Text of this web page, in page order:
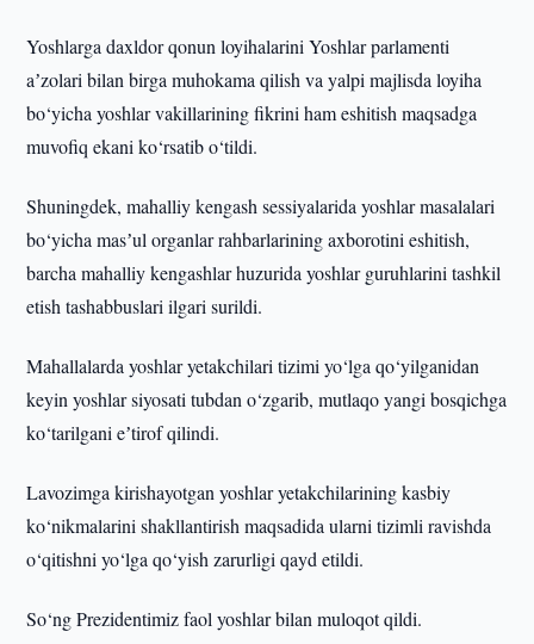
Yoshlarga daxldor qonun loyihalarini Yoshlar parlamenti
aʼzolari bilan birga muhokama qilish va yalpi majlisda loyiha
bo‘yicha yoshlar vakillarining fikrini ham eshitish maqsadga
muvofiq ekani ko‘rsatib o‘tildi.
Shuningdek, mahalliy kengash sessiyalarida yoshlar masalalari
bo‘yicha masʼul organlar rahbarlarining axborotini eshitish,
barcha mahalliy kengashlar huzurida yoshlar guruhlarini tashkil
etish tashabbuslari ilgari surildi.
Mahallalarda yoshlar yetakchilari tizimi yo‘lga qo‘yilganidan
keyin yoshlar siyosati tubdan o‘zgarib, mutlaqo yangi bosqichga
ko‘tarilgani eʼtirof qilindi.
Lavozimga kirishayotgan yoshlar yetakchilarining kasbiy
ko‘nikmalarini shakllantirish maqsadida ularni tizimli ravishda
o‘qitishni yo‘lga qo‘yish zarurligi qayd etildi.
So‘ng Prezidentimiz faol yoshlar bilan muloqot qildi.